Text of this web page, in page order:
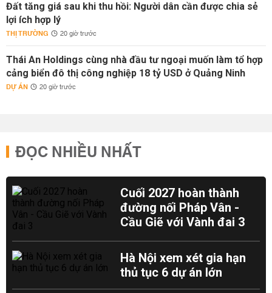
Đất tăng giá sau khi thu hồi: Người dân cần được chia sẻ
lợi ích hợp lý
THỊ TRƯỜNG 20 giờ trước
Thái An Holdings cùng nhà đầu tư ngoại muốn làm tổ hợp
cảng biển đô thị công nghiệp 18 tỷ USD ở Quảng Ninh
DỰ ÁN 20 giờ trước
ĐỌC NHIỀU NHẤT
Cuối 2027 hoàn thành
đường nối Pháp Vân -
Cầu Giẽ với Vành đai 3
Hà Nội xem xét gia hạn
thủ tục 6 dự án lớn